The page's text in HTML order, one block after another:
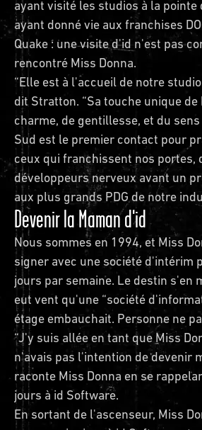
ayant visité les studios à la
ayant donné vie aux franchises
Quake : une visite d'id n'est pas
rencontré Miss Donna.
“Elle est à l'accueil de notre
dit Stratton. “Sa touche unique
charme, de gentillesse, et du
Sud est le premier contact pour
ceux qui franchissent nos portes,
développeurs nerveux avant un
aux plus grands PDG de notre
Devenir la Maman d'id
Nous sommes en 1994, et Miss
signer avec une société d'intérim
jours par semaine. Le destin s'en
eut vent qu'une “société
étage embauchait. Personne ne
“J'y suis allée en tant que Miss
n'avais pas l'intention de devenir
raconte Miss Donna en se
jours à id Software.
En sortant de l'ascenseur, Miss